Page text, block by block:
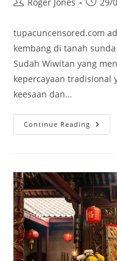
Roger Jones 29/
tupacuncensored.com
kembang di tanah
Sudah Wiwitan yang
kepercayaan tradisional
keesaan dan…
Continue Reading
Hyang
Dari